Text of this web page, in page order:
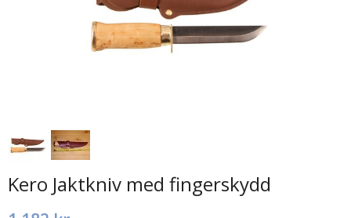
Kero Jaktkniv med fingerskydd